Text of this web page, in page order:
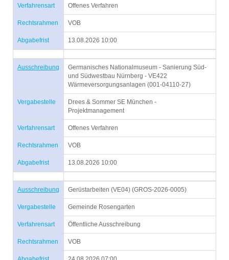
Verfahrensart Offenes Verfahren
Rechtsrahmen VOB
Abgabefrist 13.08.2026 10:00
Ausschreibung
Germanisches Nationalmuseum - Sanierung Süd-
und Südwestbau Nürnberg - VE422
Wärmeversorgungsanlagen (001-04110-27)
Vergabestelle
Drees & Sommer SE München -
Projektmanagement
Verfahrensart Offenes Verfahren
Rechtsrahmen VOB
Abgabefrist 13.08.2026 10:00
Ausschreibung Gerüstarbeiten (VE04) (GROS-2026-0005)
Vergabestelle Gemeinde Rosengarten
Verfahrensart Öffentliche Ausschreibung
Rechtsrahmen VOB